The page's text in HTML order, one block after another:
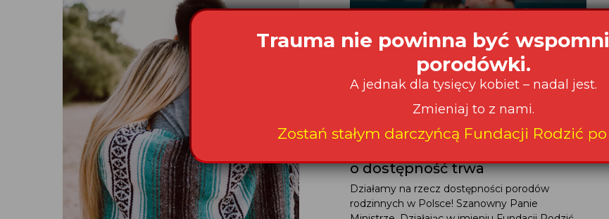
Porody rodzinne – walka
o dostępność trwa
Działamy na rzecz dostępności porodów
rodzinnych w Polsce! Szanowny Panie
Trauma nie powinna być
porodówki.
A jednak dla tysięcy kobiet – nadal jest.
Zmieniaj to z nami.
Zostań stałym darczyńcą Fundacji Rodzić